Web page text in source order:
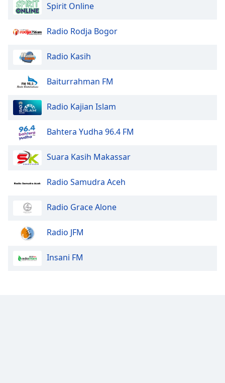
Spirit Online
Radio Rodja Bogor
Radio Kasih
Baiturrahman FM
Radio Kajian Islam
Bahtera Yudha 96.4 FM
Suara Kasih Makassar
Radio Samudra Aceh
Radio Grace Alone
Radio JFM
Insani FM